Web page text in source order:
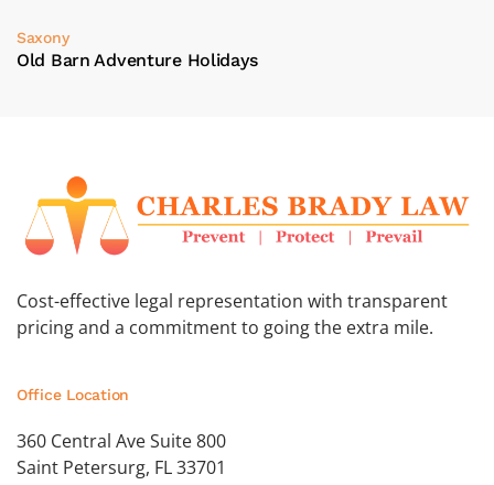
Saxony
Old Barn Adventure Holidays
Cost-effective legal representation with transparent
pricing and a commitment to going the extra mile.
Office Location
360 Central Ave Suite 800
Saint Petersurg, FL 33701